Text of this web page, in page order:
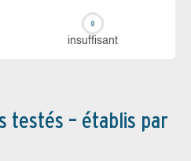
in­suf­fi­sant
testés – établis par